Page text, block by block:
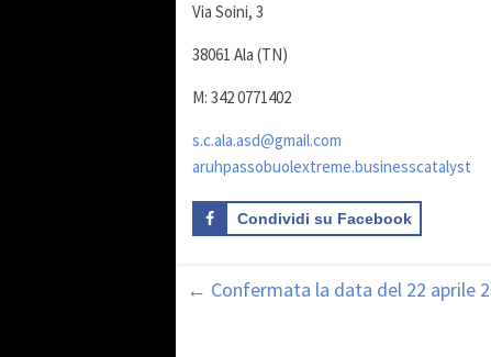
Via Soini, 3
38061 Ala (TN)
M: 342 0771402
s.c.ala.asd@gmail.com
aruhpassobuolextreme.businesscatalyst
Condividi su Facebook
← Confermata la data del 22 aprile